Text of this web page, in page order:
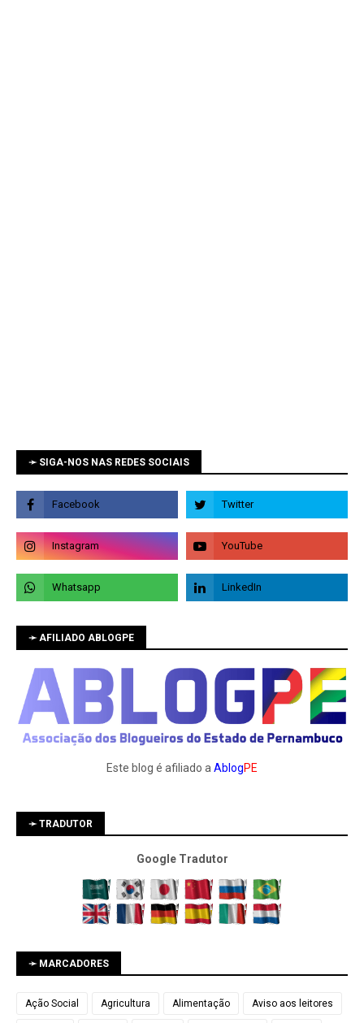
➛ SIGA-NOS NAS REDES SOCIAIS
➛ AFILIADO ABLOGPE
Este blog é afiliado a AblogPE
➛ TRADUTOR
Google Tradutor
➛ MARCADORES
Ação Social Agricultura Alimentação Aviso aos leitores